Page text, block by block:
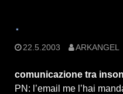
.
22.5.2003 ARKANGEL
comunicazione tra
PN: l’email me l’hai